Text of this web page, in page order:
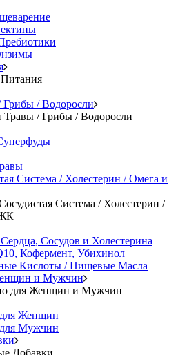
Грибы / Водоросли
Травы / Грибы / Водоросли
Система / Холестерин / Омега и
Система / Холестерин /
Сосудов и Холестерина
Кофермент, Убихинол
Кислоты / Пищевые Масла
и Мужчин
для Женщин и Мужчин
Женщин
Мужчин
Добавки